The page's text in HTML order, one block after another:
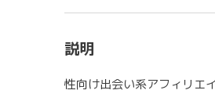
説明
性向け出会い系アフィリエ